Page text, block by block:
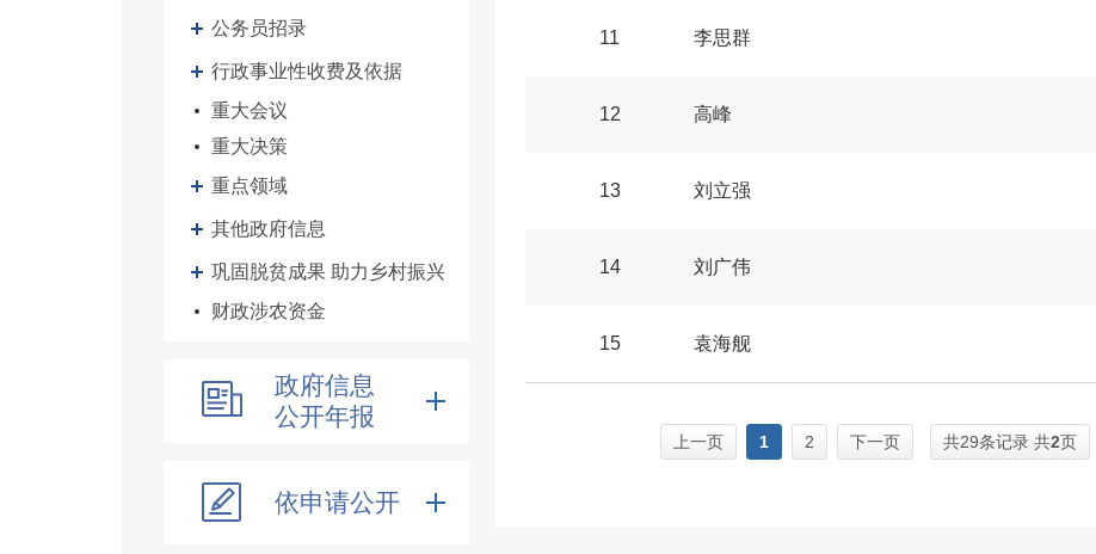
公务员招录
行政事业性收费及依据
重大会议
重大决策
重点领域
其他政府信息
巩固脱贫成果 助力乡村振兴
财政涉农资金
政府信息
公开年报
依申请公开
11 李思群
12 高峰
13 刘立强
14 刘广伟
15 袁海舰
上一页 1 2 下一页 共29条记录 共2页